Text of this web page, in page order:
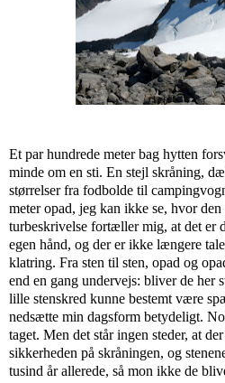
Et par hundrede meter bag hytten
minde om en sti. En stejl skråning,
størrelser fra fodbolde til
meter opad, jeg kan ikke se, hvor
turbeskrivelse fortæller mig, at det er
egen hånd, og der er ikke længere
klatring. Fra sten til sten, opad og
end en gang undervejs: bliver de her
lille stenskred kunne bestemt være
nedsætte min dagsform betydeligt.
taget. Men det står ingen steder, at
sikkerheden på skråningen, og
tusind år allerede, så mon ikke de